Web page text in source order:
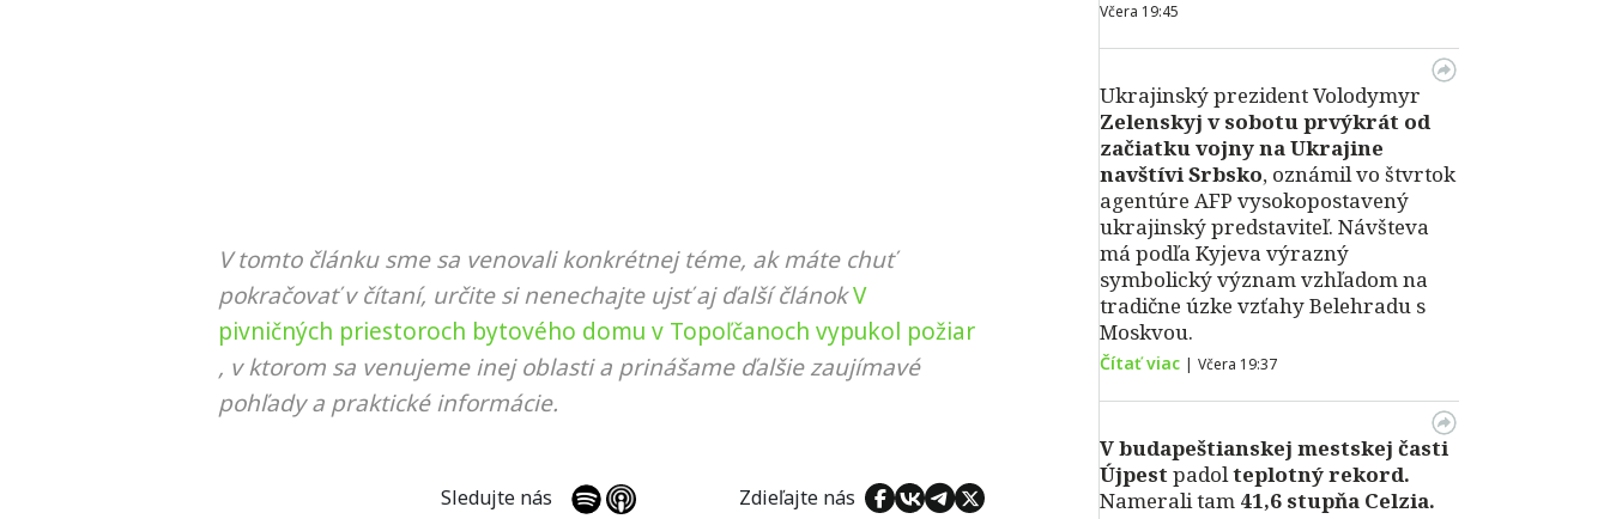
V tomto článku sme sa venovali konkrétnej téme, ak máte chuť
pokračovať v čítaní, určite si nenechajte ujsť aj ďalší článokV
pivničných priestoroch bytového domu v Topoľčanoch vypukol požiar
, v ktorom sa venujeme inej oblasti a prinášame ďalšie zaujímavé
pohľady a praktické informácie.
Sledujte nás Zdieľajte nás
Včera 19:45
Ukrajinský prezident Volodymyr
Zelenskyj v sobotu prvýkrát od
začiatku vojny na Ukrajine
navštívi Srbsko, oznámil vo štvrtok
agentúre AFP vysokopostavený
ukrajinský predstaviteľ. Návšteva
má podľa Kyjeva výrazný
symbolický význam vzhľadom na
tradične úzke vzťahy Belehradu s
Moskvou.
Čítať viac | Včera 19:37
Vbudapeštianskej mestskej časti
Újpestpadolteplotný rekord.
Namerali tam 41,6 stupňa Celzia.